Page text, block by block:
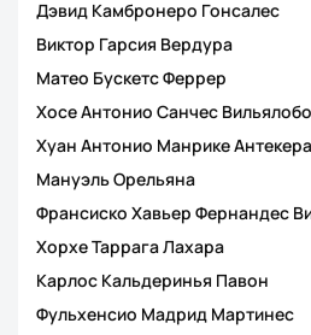
Дэвид Камбронеро Гонсалес
Виктор Гарсия Вердура
Матео Бускетс Феррер
Хосе Антонио Санчес
Хуан Антонио Манрике Антекера
Мануэль Орельяна
Франсиско Хавьер Фернандес
Хорхе Таррага Лахара
Карлос Кальдеринья Павон
Фульхенсио Мадрид Мартинес